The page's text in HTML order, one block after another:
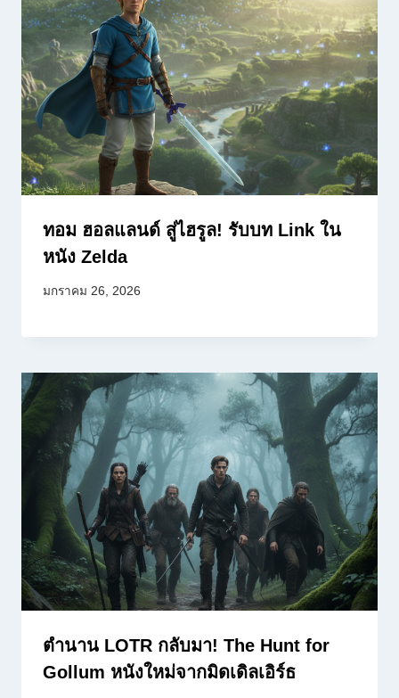
ทอม ฮอลแลนด์ สู่ไฮรูล! รับบท Link ใน
หนัง Zelda
มกราคม 26, 2026
ตำนาน LOTR กลับมา! The Hunt for
Gollum หนังใหม่จากมิดเดิลเอิร์ธ